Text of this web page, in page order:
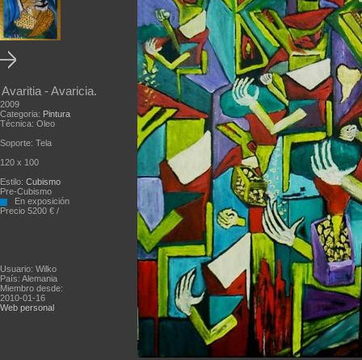
Avaritia - Avaricia.
2009
Categoria: Pintura
Técnica: Oleo
Soporte: Tela
120 x 100
Estilo: Cubismo
Pre-Cubismo
En exposición
Precio 5200 € /
Usuario: Wilko
País: Alemania
Miembro desde:
2010-01-16
Web personal